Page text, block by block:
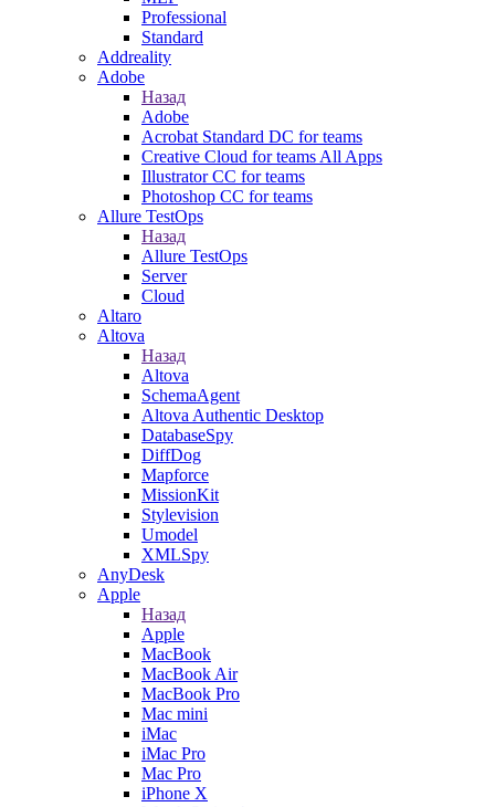
Professional
Standard
Addreality
Adobe
Назад
Adobe
Acrobat Standard DC for teams
Creative Cloud for teams All Apps
Illustrator CC for teams
Photoshop CC for teams
Allure TestOps
Назад
Allure TestOps
Server
Cloud
Altaro
Altova
Назад
Altova
SchemaAgent
Altova Authentic Desktop
DatabaseSpy
DiffDog
Mapforce
MissionKit
Stylevision
Umodel
XMLSpy
AnyDesk
Apple
Назад
Apple
MacBook
MacBook Air
MacBook Pro
Mac mini
iMac
iMac Pro
Mac Pro
iPhone X